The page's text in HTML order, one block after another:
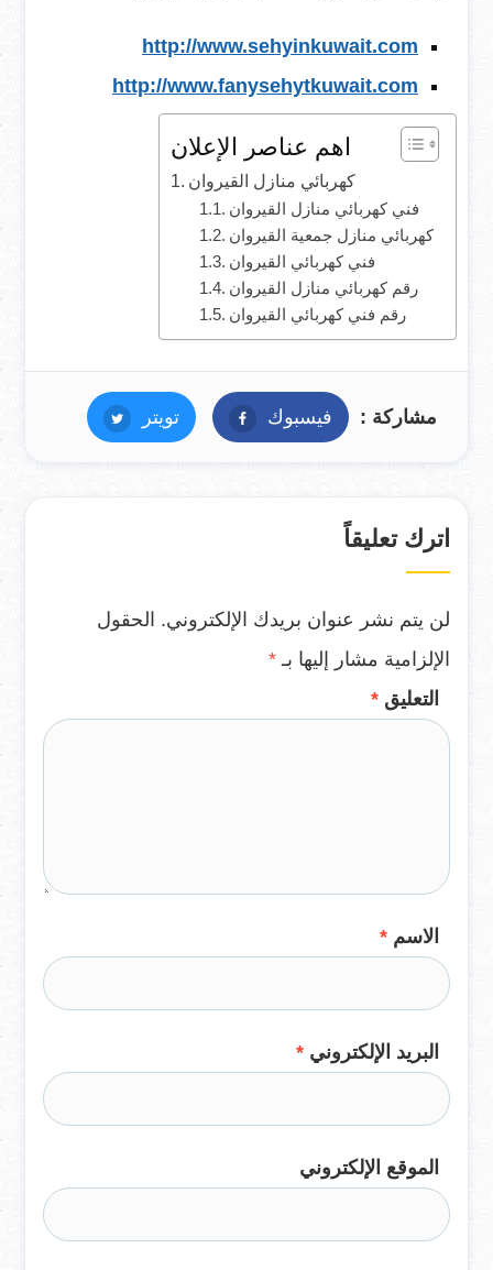
http://www.sehyinkuwait.com
http://www.fanysehytkuwait.com
اهم عناصر الإعلان
كهربائي منازل القيروان
فني كهربائي منازل القيروان
كهربائي منازل جمعية القيروان
فني كهربائي القيروان
رقم كهربائي منازل القيروان
رقم فني كهربائي القيروان
مشاركة : فيسبوك فيسبوكتويتر تويتر
اترك تعليقاً
لن يتم نشر عنوان بريدك الإلكتروني. الحقول
الإلزامية مشار إليها بـ *
التعليق *
الاسم *
البريد الإلكتروني *
الموقع الإلكتروني